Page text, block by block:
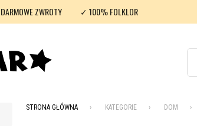
ZWROTY ✓ 100% FOLKLOR
STRONA GŁÓWNA KATEGORIE DOM